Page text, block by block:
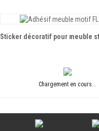
Sticker décoratif pour meuble
Chargement en cours...